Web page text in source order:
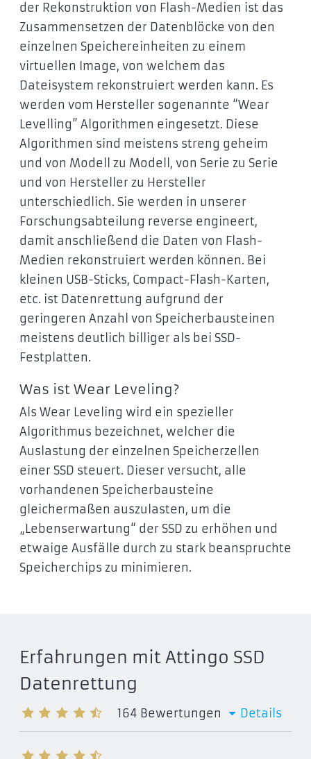
der Rekonstruktion von Flash-Medien ist das
Zusammensetzen der Datenblöcke von den
einzelnen Speichereinheiten zu einem
virtuellen Image, von welchem das
Dateisystem rekonstruiert werden kann. Es
werden vom Hersteller sogenannte “Wear
Levelling” Algorithmen eingesetzt. Diese
Algorithmen sind meistens streng geheim
und von Modell zu Modell, von Serie zu Serie
und von Hersteller zu Hersteller
unterschiedlich. Sie werden in unserer
Forschungsabteilung reverse engineert,
damit anschließend die Daten von Flash-
Medien rekonstruiert werden können. Bei
kleinen USB-Sticks, Compact-Flash-Karten,
etc. ist Datenrettung aufgrund der
geringeren Anzahl von Speicherbausteinen
meistens deutlich billiger als bei SSD-
Festplatten.
Was ist Wear Leveling?
Als Wear Leveling wird ein spezieller
Algorithmus bezeichnet, welcher die
Auslastung der einzelnen Speicherzellen
einer SSD steuert. Dieser versucht, alle
vorhandenen Speicherbausteine
gleichermaßen auszulasten, um die
„Lebenserwartung“ der SSD zu erhöhen und
etwaige Ausfälle durch zu stark beanspruchte
Speicherchips zu minimieren.
Erfahrungen mit Attingo SSD
Datenrettung
164 Bewertungen Details